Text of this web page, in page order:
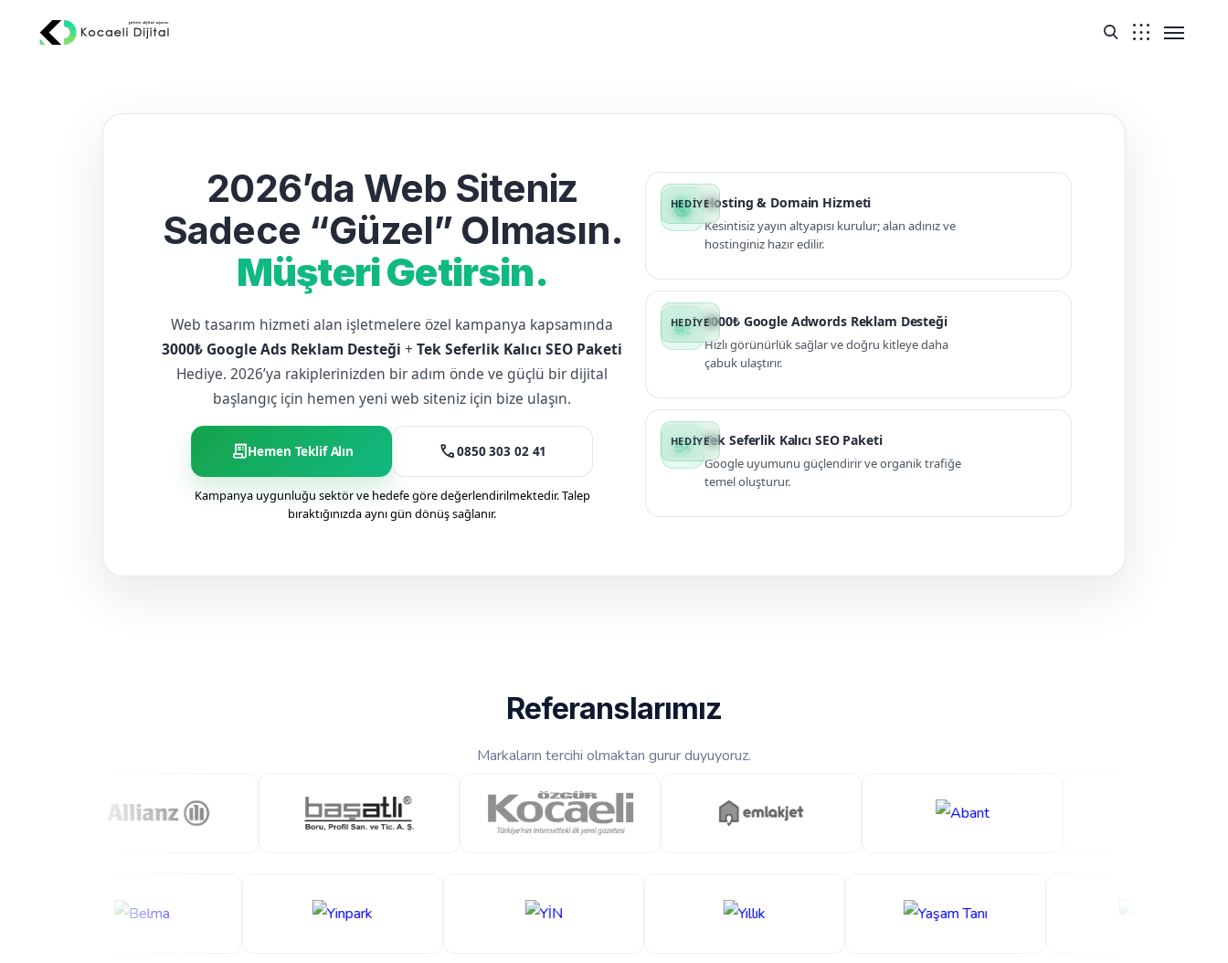
2026’da Web Siteniz
Sadece “Güzel” Olmasın.
Müşteri Getirsin.
Web tasarım hizmeti alan işletmelere özel kampanya kapsamında
3000₺ Google Ads Reklam Desteği +Tek Seferlik Kalıcı SEO Paketi
Hediye. 2026’ya rakiplerinizden bir adım önde ve güçlü bir dijital
başlangıç için hemen yeni web siteniz için bize ulaşın.
receipt_longHemen Teklif Alın call0850 303 02 41
Kampanya uygunluğu sektör ve hedefe göre değerlendirilmektedir. Talep
bıraktığınızda aynı gün dönüş sağlanır.
public Hosting & Domain Hizmeti
Kesintisiz yayın altyapısı kurulur; alan adınız ve
hostinginiz hazır edilir.
campaign 3000₺ Google Adwords Reklam Desteği
Hızlı görünürlük sağlar ve doğru kitleye daha
çabuk ulaştırır.
manage_search Tek Seferlik Kalıcı SEO Paketi
Google uyumunu güçlendirir ve organik trafiğe
temel oluşturur.
Referanslarımız
Markaların tercihi olmaktan gurur duyuyoruz.